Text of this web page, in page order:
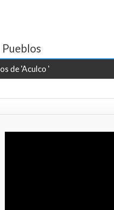
Pueblos
de 'Aculco '